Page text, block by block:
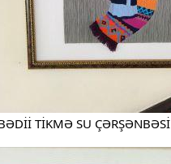
TİKMƏ SU ÇƏRŞƏNBƏSİ